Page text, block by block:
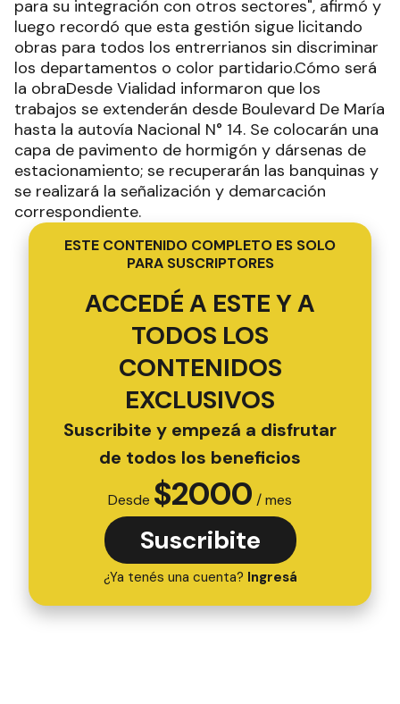
para su integración con otros sectores", afirmó y
luego recordó que esta gestión sigue licitando
obras para todos los entrerrianos sin discriminar
los departamentos o color partidario.Cómo será
la obraDesde Vialidad informaron que los
trabajos se extenderán desde Boulevard De María
hasta la autovía Nacional N° 14. Se colocarán una
capa de pavimento de hormigón y dársenas de
estacionamiento; se recuperarán las banquinas y
se realizará la señalización y demarcación
correspondiente.
ESTE CONTENIDO COMPLETO ES SOLO
PARA SUSCRIPTORES
ACCEDÉ A ESTE Y A
TODOS LOS
CONTENIDOS
EXCLUSIVOS
Suscribite y empezá a disfrutar
de todos los beneficios
Desde $2000 / mes
Suscribite
¿Ya tenés una cuenta? Ingresá